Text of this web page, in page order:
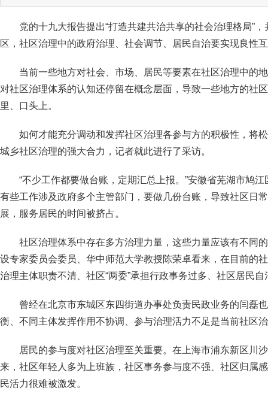
党的十九大报告提出“打造共建共治共享的社会治理格局”
区，社区治理中的政府治理、社会调节、居民自治要实现良性
当前一些地方对社会、市场、居民等要素在社区治理中的
对社区治理体系的认知还停留在概念层面，导致一些地方的社
里、口头上。
如何才能充分调动和发挥社区治理各参与方的积极性，将
城乡社区治理的强大合力，记者就此进行了采访。
“不少工作都要做台账，定期汇总上报。”安徽省芜湖市鸠
有些工作涉及政府多个主管部门，要做几份台账，导致社区日
展，服务居民的时间被挤占。
社区治理体系中存在多方治理力量，这些力量应该有不同
设专家委员会委员、华中师范大学教授陈荣卓看来，在目前的
治理主体职责不清、社区“两委”承担行政事务过多、社区居民
曾经在北京市东城区东四街道办事处负责民政业务的闫磊
衡、不同主体发挥作用不协调、参与治理活力不足是当前社区
居民的参与度对社区治理至关重要。在上海市浦东新区川
来，社区年轻人多为上班族，社区事务参与度不强、社区归属
民活力很难被激发。